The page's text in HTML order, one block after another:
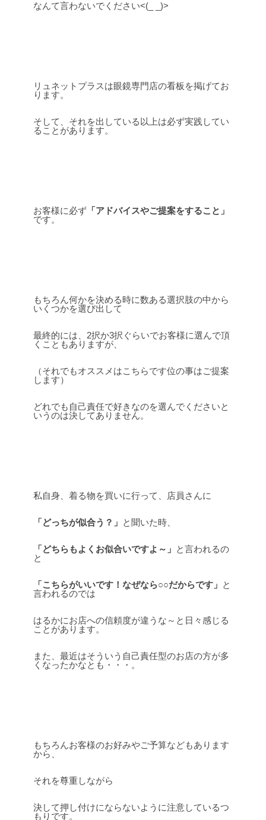
なんて言わないでください<(_ _)>
リュネットプラスは眼鏡専門店の看板を掲げてお
ります。
そして、それを出している以上は必ず実践してい
ることがあります。
お客様に必ず 「アドバイスやご提案をすること」
です。
もちろん何かを決める時に数ある選択肢の中から
いくつかを選び出して
最終的には、2択か3択ぐらいでお客様に選んで頂
くこともありますが、
（それでもオススメはこちらです位の事はご提案
します）
どれでも自己責任で好きなのを選んでくださいと
いうのは決してありません。
私自身、着る物を買いに行って、店員さんに
「どっちが似合う？」 と聞いた時、
「どちらもよくお似合いですよ～」 と言われるの
と
「こちらがいいです！なぜなら○○だからです」 と
言われるのでは
はるかにお店への信頼度が違うな～と日々感じる
ことがあります。
また、最近はそういう自己責任型のお店の方が多
くなったかなとも・・・。
もちろんお客様のお好みやご予算などもあります
から、
それを尊重しながら
決して押し付けにならないように注意しているつ
もりです。